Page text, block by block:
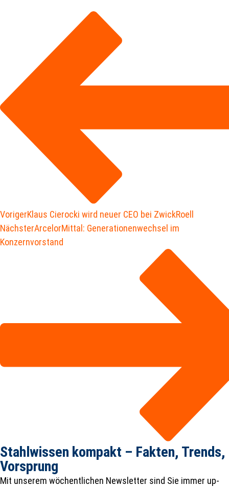
VorigerKlaus Cierocki wird neuer CEO bei ZwickRoell
NächsterArcelorMittal: Generationenwechsel im
Konzernvorstand
Stahlwissen kompakt – Fakten, Trends,
Vorsprung
Mit unserem wöchentlichen Newsletter sind Sie immer up-